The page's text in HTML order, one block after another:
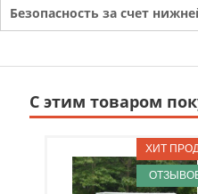
Безопасность за счет
С этим товаром